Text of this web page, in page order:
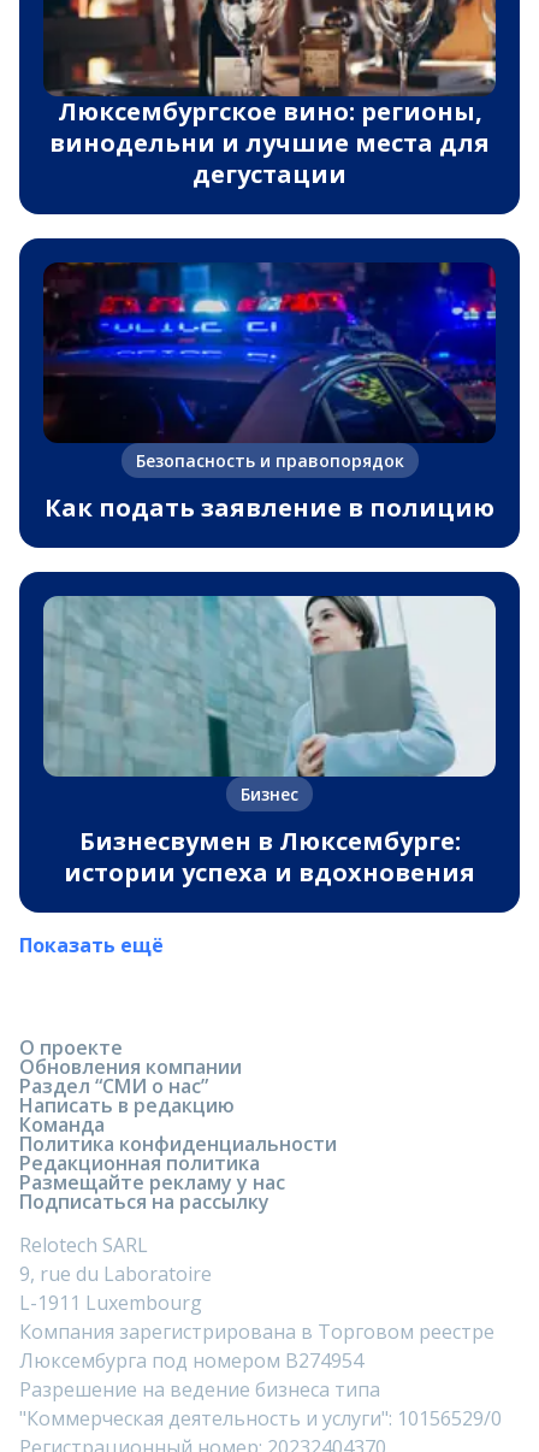
Люксембургское вино: регионы,
винодельни и лучшие места для
дегустации
Безопасность и правопорядок
Как подать заявление в полицию
Бизнес
Бизнесвумен в Люксембурге:
истории успеха и вдохновения
Показать ещё
О проекте
Обновления компании
Раздел “СМИ о нас”
Написать в редакцию
Команда
Политика конфиденциальности
Редакционная политика
Размещайте рекламу у нас
Подписаться на рассылку
Relotech SARL
9, rue du Laboratoire
L-1911 Luxembourg
Компания зарегистрирована в Торговом реестре
Люксембурга под номером B274954
Разрешение на ведение бизнеса типа
"Коммерческая деятельность и услуги": 10156529/0